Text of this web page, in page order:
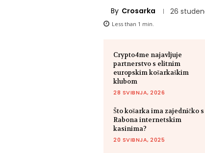
By Crosarka 26
Less than 1 min.
Crypto4me najavljuje
partnerstvo s elitnim
europskim košarkaškim
klubom
28 SVIBNJA, 2026
Što košarka ima zajedničko s
Rabona internetskim
kasinima?
20 SVIBNJA, 2025